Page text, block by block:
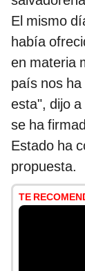
El mismo
había
en materia
país nos
esta", dijo
se ha
Estado ha
propuesta.
TE